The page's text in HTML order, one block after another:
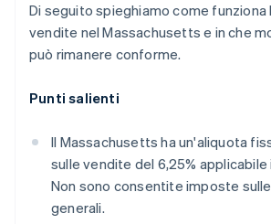
Di seguito spieghiamo come funziona
vendite nel Massachusetts e in che
può rimanere conforme.
Punti salienti
Il Massachusetts ha un'aliquota
sulle vendite del 6,25%
Non sono consentite imposte
generali.